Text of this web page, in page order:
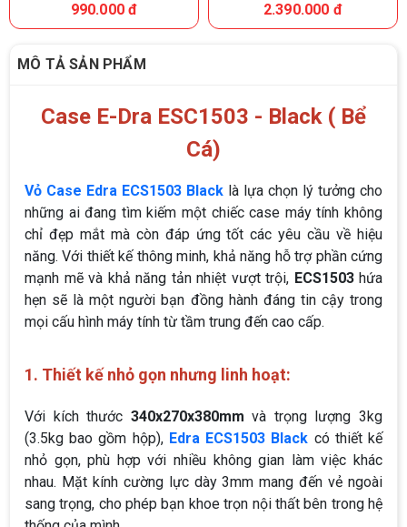
990.000 đ 2.390.000 đ
MÔ TẢ SẢN PHẨM
Case E-Dra ESC1503 - Black ( Bể
Cá)
Vỏ Case Edra ECS1503 Black là lựa chọn lý tưởng cho
những ai đang tìm kiếm một chiếc case máy tính không
chỉ đẹp mắt mà còn đáp ứng tốt các yêu cầu về hiệu
năng. Với thiết kế thông minh, khả năng hỗ trợ phần cứng
mạnh mẽ và khả năng tản nhiệt vượt trội, ECS1503hứa
hẹn sẽ là một người bạn đồng hành đáng tin cậy trong
mọi cấu hình máy tính từ tầm trung đến cao cấp.
1. Thiết kế nhỏ gọn nhưng linh hoạt:
Với kích thước 340x270x380mmvà trọng lượng 3kg
(3.5kg bao gồm hộp), Edra ECS1503 Black có thiết kế
nhỏ gọn, phù hợp với nhiều không gian làm việc khác
nhau. Mặt kính cường lực dày 3mm mang đến vẻ ngoài
sang trọng, cho phép bạn khoe trọn nội thất bên trong hệ